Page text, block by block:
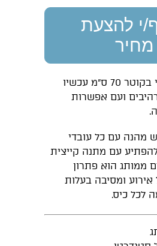
י להצעת
מחיר
גלגל ים סטנדרטי בקוטר 70 ס"מ עכשיו
ועם אפשרות
מהנה עם כל עובדי
עם מתנה קייצית
ממותג הוא פתרון
ומסיבה בעלות
לכל כיס.